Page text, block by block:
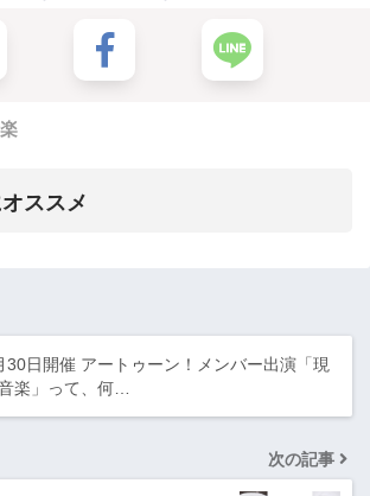
ススメ
30日開催 アートゥーン！メンバー出演「現
楽」って、何…
次の記事